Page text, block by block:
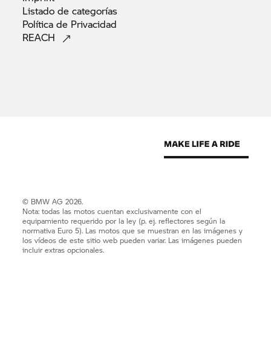
Listado decategorías
Política de Privacidad
REACH
© BMW AG 2026.
Nota: todas las motos cuentan exclusivamente con el
equipamiento requerido por la ley (p. ej. reflectores según la
normativa Euro 5). Las motos que se muestran en las imágenes y
los vídeos de este sitio web pueden variar. Las imágenes pueden
incluir extras opcionales.